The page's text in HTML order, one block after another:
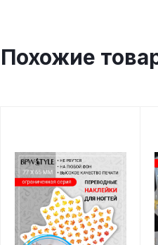
Похожие